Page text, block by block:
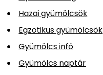
Hazai gyümölcsök
Egzotikus gyümölcsök
Gyümölcs infó
Gyümölcs naptár